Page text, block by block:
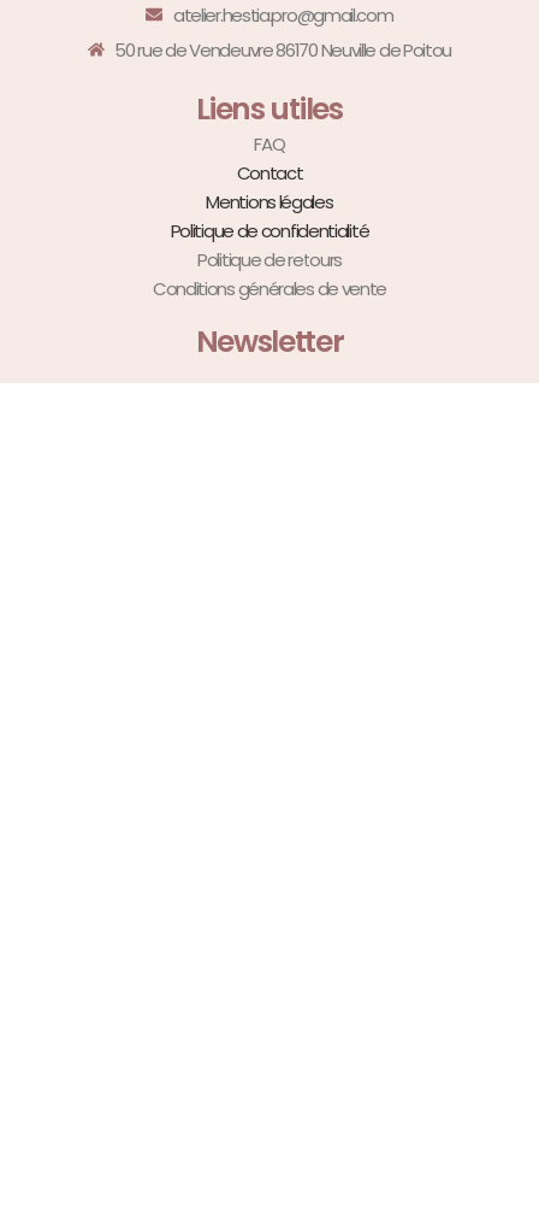
atelier.hestia.pro@gmail.com
50 rue de Vendeuvre 86170 Neuville de Poitou
Liens utiles
FAQ
Contact
Mentions légales
Politique de confidentialité
Politique de retours
Conditions générales de vente
Newsletter